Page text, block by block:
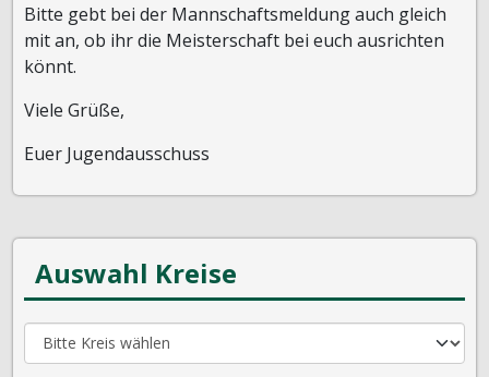
Bitte gebt bei der Mannschaftsmeldung auch gleich
mit an, ob ihr die Meisterschaft bei euch ausrichten
könnt.
Viele Grüße,
Euer Jugendausschuss
Auswahl Kreise